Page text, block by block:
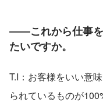
――これから仕事を
たいですか。
T.I：お客様をいい意
られているものが